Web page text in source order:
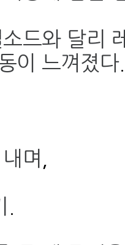
드와 달리
이 느껴졌다.
며